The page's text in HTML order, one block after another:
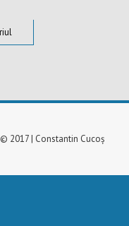
© 2017 | Constantin Cucoș